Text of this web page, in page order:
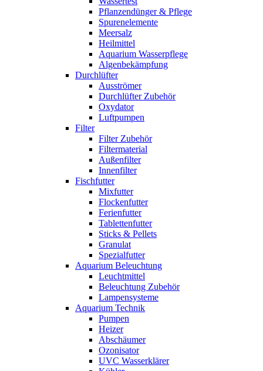
Pflanzendünger & Pflege
Spurenelemente
Meersalz
Heilmittel
Aquarium Wasserpflege
Algenbekämpfung
Durchlüfter
Ausströmer
Durchlüfter Zubehör
Oxydator
Luftpumpen
Filter
Filter Zubehör
Filtermaterial
Außenfilter
Innenfilter
Fischfutter
Mixfutter
Flockenfutter
Ferienfutter
Tablettenfutter
Sticks & Pellets
Granulat
Spezialfutter
Aquarium Beleuchtung
Leuchtmittel
Beleuchtung Zubehör
Lampensysteme
Aquarium Technik
Pumpen
Heizer
Abschäumer
Ozonisator
UVC Wasserklärer